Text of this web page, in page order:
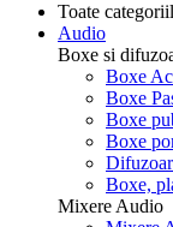
Toate
Audio
Boxe si
Boxe
Boxe
Boxe
Boxe
Boxe,
Mixere Audio